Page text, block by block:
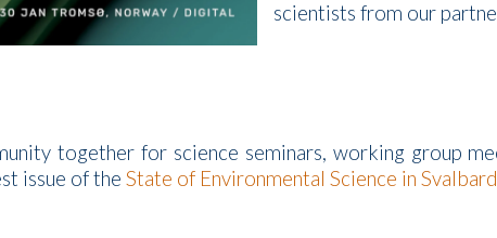
scientists from our
together for science seminars, working group
issue of the State of Environmental Science in